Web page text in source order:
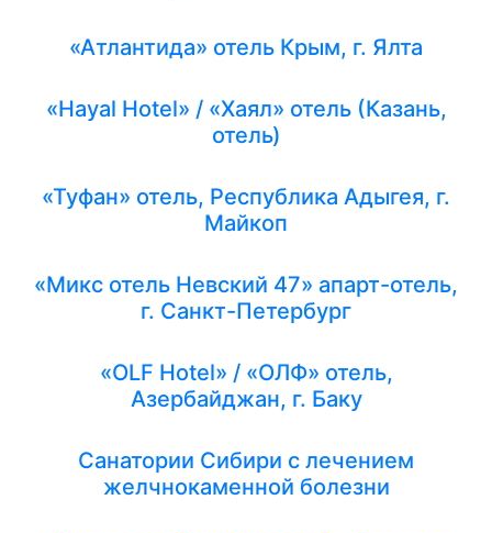
«Атлантида» отель Крым, г. Ялта
«Hayal Hotel» / «Хаял» отель (Казань,
отель)
«Туфан» отель, Республика Адыгея, г.
Майкоп
«Микс отель Невский 47» апарт-отель,
г. Санкт-Петербург
«OLF Hotel» / «ОЛФ» отель,
Азербайджан, г. Баку
Санатории Сибири с лечением
желчнокаменной болезни